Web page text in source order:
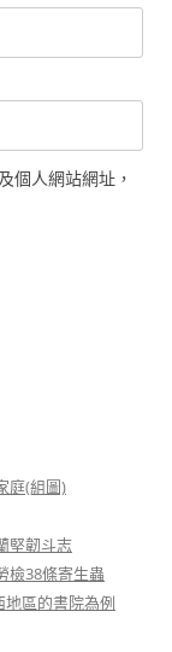
個人網站網址，
庭(組圖)
堅韌斗志
檢38條寄生蟲
地區的書院為例